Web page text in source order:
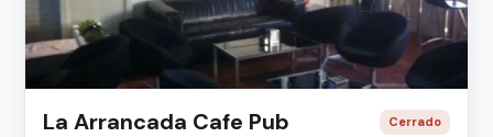
La Arrancada Cafe Pub Cerrado